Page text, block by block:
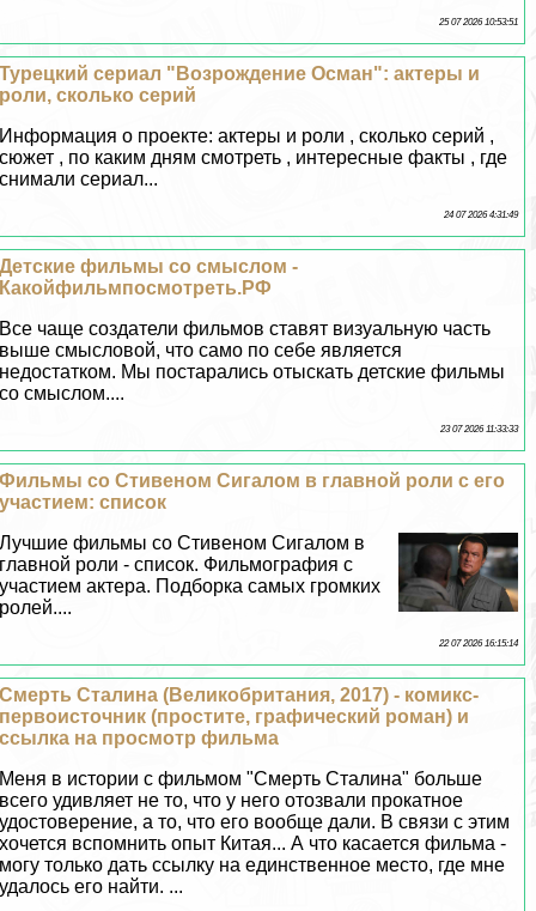
25 07 2026 10:53:51
Турецкий сериал "Возрождение Осман": актеры и
роли, сколько серий
Информация о проекте: актеры и роли , сколько серий ,
сюжет , по каким дням смотреть , интересные факты , где
снимали сериал...
24 07 2026 4:31:49
Детские фильмы со смыслом -
Какойфильмпосмотреть.РФ
Все чаще создатели фильмов ставят визуальную часть
выше смысловой, что само по себе является
недостатком. Мы постарались отыскать детские фильмы
со смыслом....
23 07 2026 11:33:33
Фильмы со Стивеном Сигалом в главной роли с его
участием: список
Лучшие фильмы со Стивеном Сигалом в
главной роли - список. Фильмография с
участием актера. Подборка самых громких
ролей....
22 07 2026 16:15:14
Cмepть Сталина (Великобритания, 2017) - комикс-
первоисточник (простите, графический роман) и
ссылка на просмотр фильма
Меня в истории с фильмом "Cмepть Сталина" больше
всего удивляет не то, что у него отозвали прокатное
удостоверение, а то, что его вообще дали. В связи с этим
хочется вспомнить опыт Китая... А что касается фильма -
могу только дать ссылку на единственное место, где мне
удалось его найти. ...